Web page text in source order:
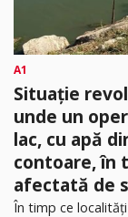
A1
Situație
unde un
lac, cu apă
contoare, în
afectată de
În timp ce